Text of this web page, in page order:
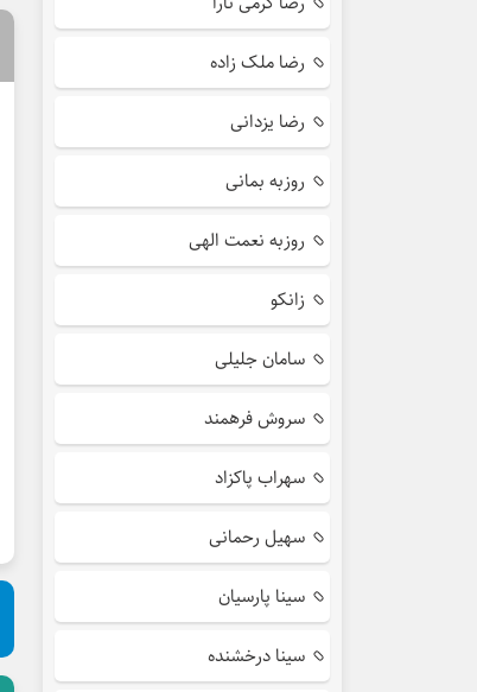
رضا ملک زاده
رضا یزدانی
روزبه بمانی
روزبه نعمت الهی
زانکو
سامان جلیلی
سروش فرهمند
سهراب پاکزاد
سهیل رحمانی
سینا پارسیان
سینا درخشنده